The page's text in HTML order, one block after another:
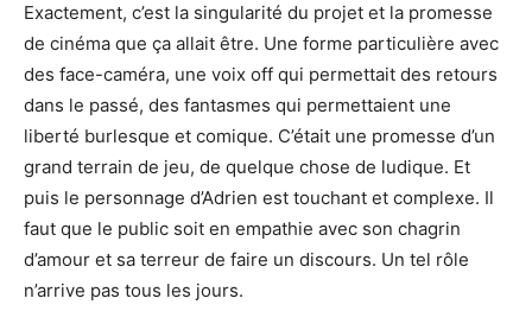
Exactement, c’est la singularité du projet et la promesse
de cinéma que ça allait être. Une forme particulière avec
des face-caméra, une voix off qui permettait des retours
dans le passé, des fantasmes qui permettaient une
liberté burlesque et comique. C’était une promesse d’un
grand terrain de jeu, de quelque chose de ludique. Et
puis le personnage d’Adrien est touchant et complexe. Il
faut que le public soit en empathie avec son chagrin
d’amour et sa terreur de faire un discours. Un tel rôle
n’arrive pas tous les jours.